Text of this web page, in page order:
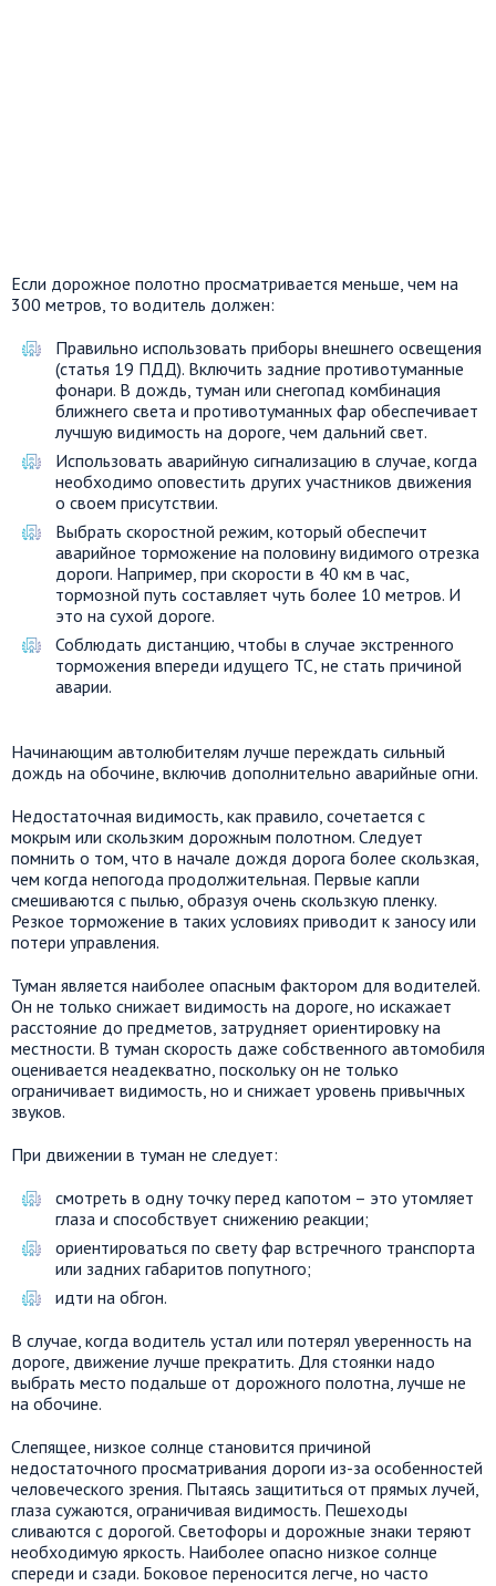
Если дорожное полотно просматривается меньше, чем на
300 метров, то водитель должен:
Правильно использовать приборы внешнего освещения
(статья 19 ПДД). Включить задние противотуманные
фонари. В дождь, туман или снегопад комбинация
ближнего света и противотуманных фар обеспечивает
лучшую видимость на дороге, чем дальний свет.
Использовать аварийную сигнализацию в случае, когда
необходимо оповестить других участников движения
о своем присутствии.
Выбрать скоростной режим, который обеспечит
аварийное торможение на половину видимого отрезка
дороги. Например, при скорости в 40 км в час,
тормозной путь составляет чуть более 10 метров. И
это на сухой дороге.
Соблюдать дистанцию, чтобы в случае экстренного
торможения впереди идущего ТС, не стать причиной
аварии.
Начинающим автолюбителям лучше переждать сильный
дождь на обочине, включив дополнительно аварийные огни.
Недостаточная видимость, как правило, сочетается с
мокрым или скользким дорожным полотном. Следует
помнить о том, что в начале дождя дорога более скользкая,
чем когда непогода продолжительная. Первые капли
смешиваются с пылью, образуя очень скользкую пленку.
Резкое торможение в таких условиях приводит к заносу или
потери управления.
Туман является наиболее опасным фактором для водителей.
Он не только снижает видимость на дороге, но искажает
расстояние до предметов, затрудняет ориентировку на
местности. В туман скорость даже собственного автомобиля
оценивается неадекватно, поскольку он не только
ограничивает видимость, но и снижает уровень привычных
звуков.
При движении в туман не следует:
смотреть в одну точку перед капотом – это утомляет
глаза и способствует снижению реакции;
ориентироваться по свету фар встречного транспорта
или задних габаритов попутного;
идти на обгон.
В случае, когда водитель устал или потерял уверенность на
дороге, движение лучше прекратить. Для стоянки надо
выбрать место подальше от дорожного полотна, лучше не
на обочине.
Слепящее, низкое солнце становится причиной
недостаточного просматривания дороги из-за особенностей
человеческого зрения. Пытаясь защититься от прямых лучей,
глаза сужаются, ограничивая видимость. Пешеходы
сливаются с дорогой. Светофоры и дорожные знаки теряют
необходимую яркость. Наиболее опасно низкое солнце
спереди и сзади. Боковое переносится легче, но часто